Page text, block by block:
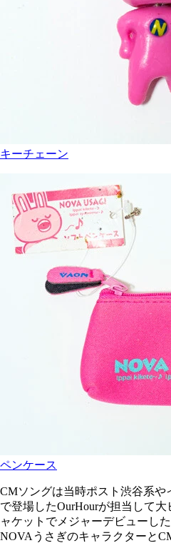
キーチェーン
ペンケース
CMソングは当時ポスト渋谷系や
で登場したOurHourが担当して
ャケットでメジャーデビューし
NOVAうさぎのキャラクターと